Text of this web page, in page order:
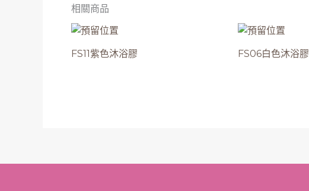
相關商品
FS11紫色沐浴膠 FS06白色沐浴膠